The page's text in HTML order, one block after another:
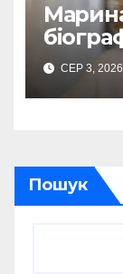
сім’я
СЕР 3, 2026
Пошук